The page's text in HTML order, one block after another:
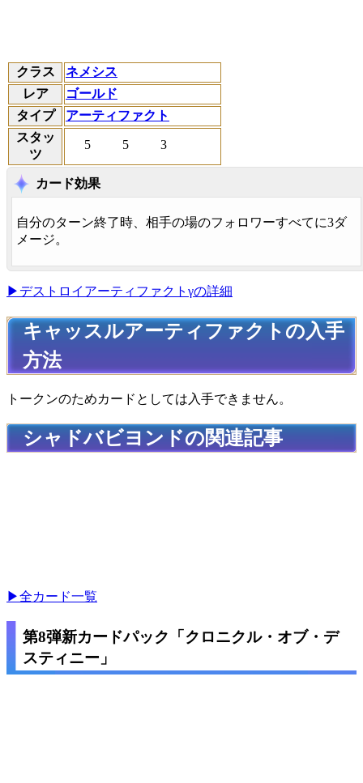
クラス
ネメシス
レア
ゴールド
タイプ
アーティファクト
スタッ
ツ
5 5 3
カード効果
自分のターン終了時、相手の場のフォロワーすべてに3ダ
メージ。
▶デストロイアーティファクトγの詳細
キャッスルアーティファクトの入手
方法
トークンのためカードとしては入手できません。
シャドバビヨンドの関連記事
▶全カード一覧
第8弾新カードパック「クロニクル・オブ・デ
スティニー」